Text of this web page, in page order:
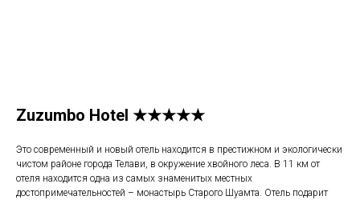
Zuzumbo Hotel ★★★★★
Это современный и новый отель находится в престижном и экологически
чистом районе города Телави, в окружение хвойного леса. В 11 км от
отеля находится одна из самых знаменитых местных
достопримечательностей – монастырь Старого Шуамта. Отель подарит